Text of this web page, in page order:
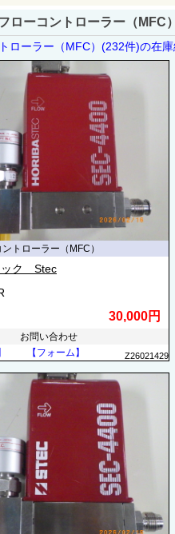
ローコントローラー（MFC
ローラー（MFC）(232件)の在
トローラー（MFC）
ック Stec
30,000円
お問い合わせ
【フォーム】 Z26021429